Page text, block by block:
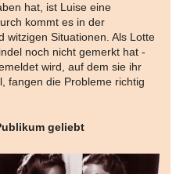
hat, ist Luise eine
kommt es in der
witzigen Situationen. Als Lotte
noch nicht gemerkt hat -
wird, auf dem sie ihr
fangen die Probleme richtig
geliebt